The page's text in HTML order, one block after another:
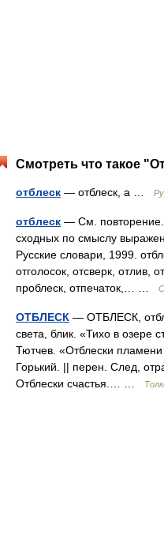
Смотреть что такое
отблеск — отблеск, а …
отблеск — См.
сходных по смыслу
Русские словари, 1999.
отголосок, отсверк, отлив,
проблеск, отпечаток,… …
ОТБЛЕСК — ОТБЛЕСК,
света, блик. «Тихо в озере
Тютчев. «Отблески
Горький. || перен. След,
Отблески счастья.… …